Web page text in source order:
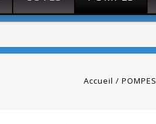
Accueil POMPES